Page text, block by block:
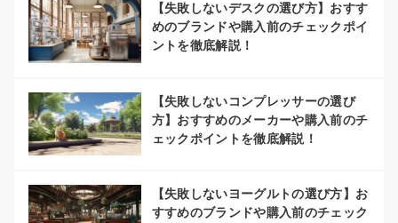
【失敗しないデスクの選び方】おすす
めのブランドや購入前のチェックポイ
ントを徹底解説！
【失敗しないコンプレッサーの選び
方】おすすめのメーカーや購入前のチ
ェックポイントを徹底解説！
【失敗しないヨーグルトの選び方】お
すすめのブランドや購入前のチェック